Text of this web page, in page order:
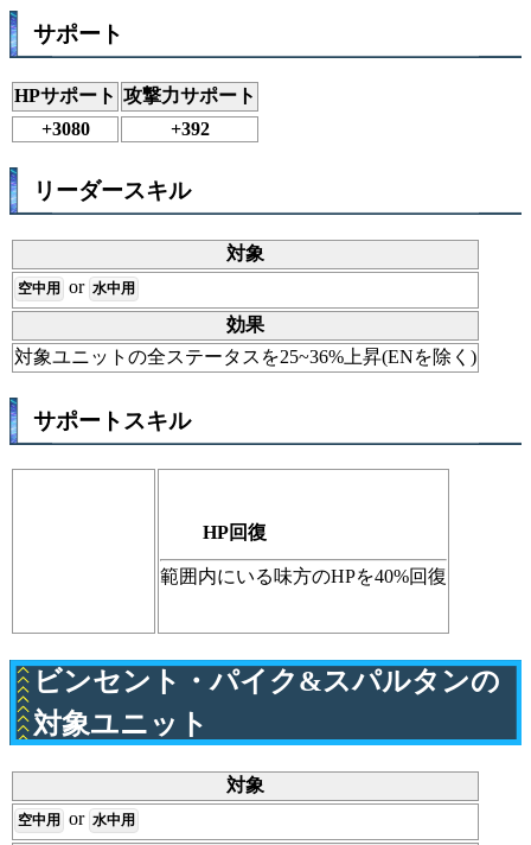
サポート
HPサポート 攻撃力サポート
+3080
+392
リーダースキル
対象
空中用 or 水中用
効果
対象ユニットの全ステータスを25~36%上昇(ENを除く)
サポートスキル
HP回復
範囲内にいる味方のHPを40%回復
ビンセント・パイク&スパルタンの
対象ユニット
対象
空中用 or 水中用